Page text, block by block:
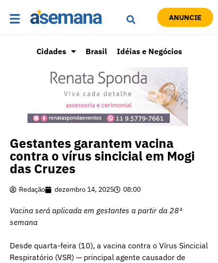
ANUNCIE
Cidades Brasil Idéias e Negócios
Gestantes garantem vacina
contra o vírus sincicial em Mogi
das Cruzes
Redação dezembro 14, 2025 08:00
Vacina será aplicada em gestantes a partir da 28ª
semana
Desde quarta-feira (10), a vacina contra o Vírus Sincicial
Respiratório (VSR) — principal agente causador de